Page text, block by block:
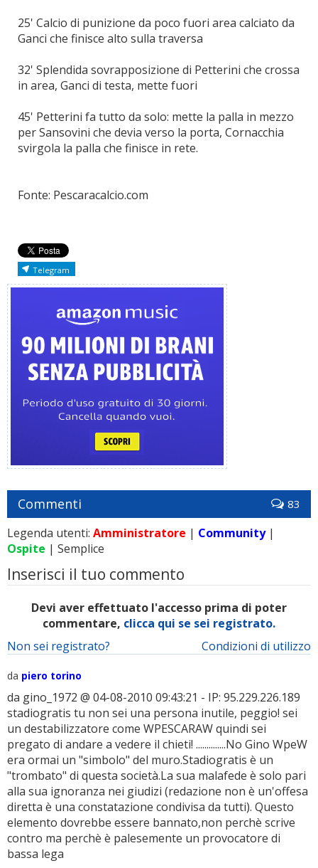
25' Calcio di punizione da poco fuori area calciato da
Ganci che finisce alto sulla traversa
32' Splendida sovrapposizione di Petterini che crossa
in area, Ganci di testa, mette fuori
45' Petterini fa tutto da solo: mette la palla in mezzo
per Sansovini che devia verso la porta, Cornacchia
svirgola la palla che finisce in rete.
Fonte: Pescaracalcio.com
Telegram
Commenti 83
Legenda utenti: Amministratore | Community|
Ospite | Semplice
Inserisci il tuo commento
Devi aver effettuato l'accesso prima di poter
commentare, clicca qui se sei registrato.
Condizioni di utilizzo
Non sei registrato?
da piero torino
da gino_1972 @ 04-08-2010 09:43:21 - IP: 95.229.226.189
stadiogratis tu non sei una persona inutile, peggio! sei
un destabilizzatore come WPESCARAW quindi sei
pregato di andare a vedere il chieti! ..............No Gino WpeW
era ormai un "simbolo" del muro.Stadiogratis è un
"trombato" di questa società.La sua malafede è solo pari
alla sua ignoranza nei giudizi (redazione non è un'offesa
diretta è una constatazione condivisa da tutti). Questo
elemento dovrebbe essere bannato,non perchè scrive
contro ma perchè è palesemente un provocatore di
bassa lega